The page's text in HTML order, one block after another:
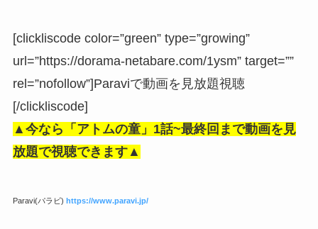
[clickliscode color=”green” type=”growing”
url=”https://dorama-netabare.com/1ysm” target=””
rel=”nofollow”]Paraviで動画を見放題視聴
[/clickliscode]
▲今なら「アトムの童」1話~最終回まで動画を見
放題で視聴できます▲
Paravi(パラビ) https://www.paravi.jp/